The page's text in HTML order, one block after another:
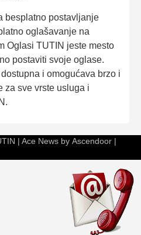
besplatno postavljanje
oglašavanje na
Oglasi TUTIN jeste mesto
postaviti svoje oglase.
i omogućava brzo i
za sve vrste usluga i
| Ace News by Ascendoor |